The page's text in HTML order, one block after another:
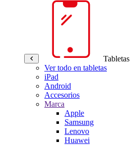
Tabletas
Ver todo en tabletas
iPad
Android
Accesorios
Marca
Apple
Samsung
Lenovo
Huawei